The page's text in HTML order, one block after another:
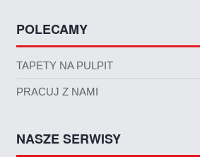
POLECAMY
TAPETY NA PULPIT
PRACUJ Z NAMI
NASZE SERWISY